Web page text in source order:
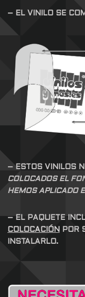
– EL VINILO SE
– ESTOS VINILOS
COLOCADOS EL
HEMOS APLICADO
– EL PAQUETE
COLOCACIÓN
POR
INSTALARLO.